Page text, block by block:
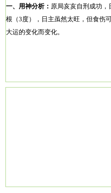
一、用神分析： 原局亥亥自刑成功
根（3度），日主虽然太旺，但食伤
大运的变化而变化。